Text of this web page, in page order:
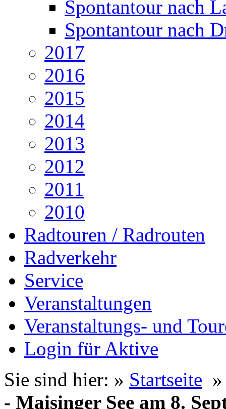
Spontantour nach
Spontantour nach
2017
2016
2015
2014
2013
2012
2011
2010
Radtouren / Radrouten
Radverkehr
Service
Veranstaltungen
Veranstaltungs- und
Login für Aktive
Sie sind hier: » Startseite
- Maisinger See am 8.